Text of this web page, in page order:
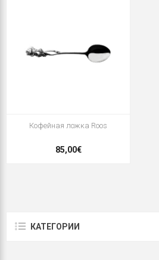
Кофейная ложка Roos
85,00€
КАТЕГОРИИ